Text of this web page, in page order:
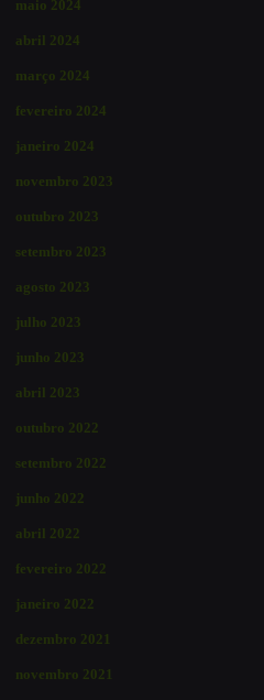
maio 2024
abril 2024
março 2024
fevereiro 2024
janeiro 2024
novembro 2023
outubro 2023
setembro 2023
agosto 2023
julho 2023
junho 2023
abril 2023
outubro 2022
setembro 2022
junho 2022
abril 2022
fevereiro 2022
janeiro 2022
dezembro 2021
novembro 2021